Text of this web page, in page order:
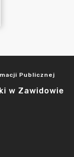
Publicznej
w Zawidowie